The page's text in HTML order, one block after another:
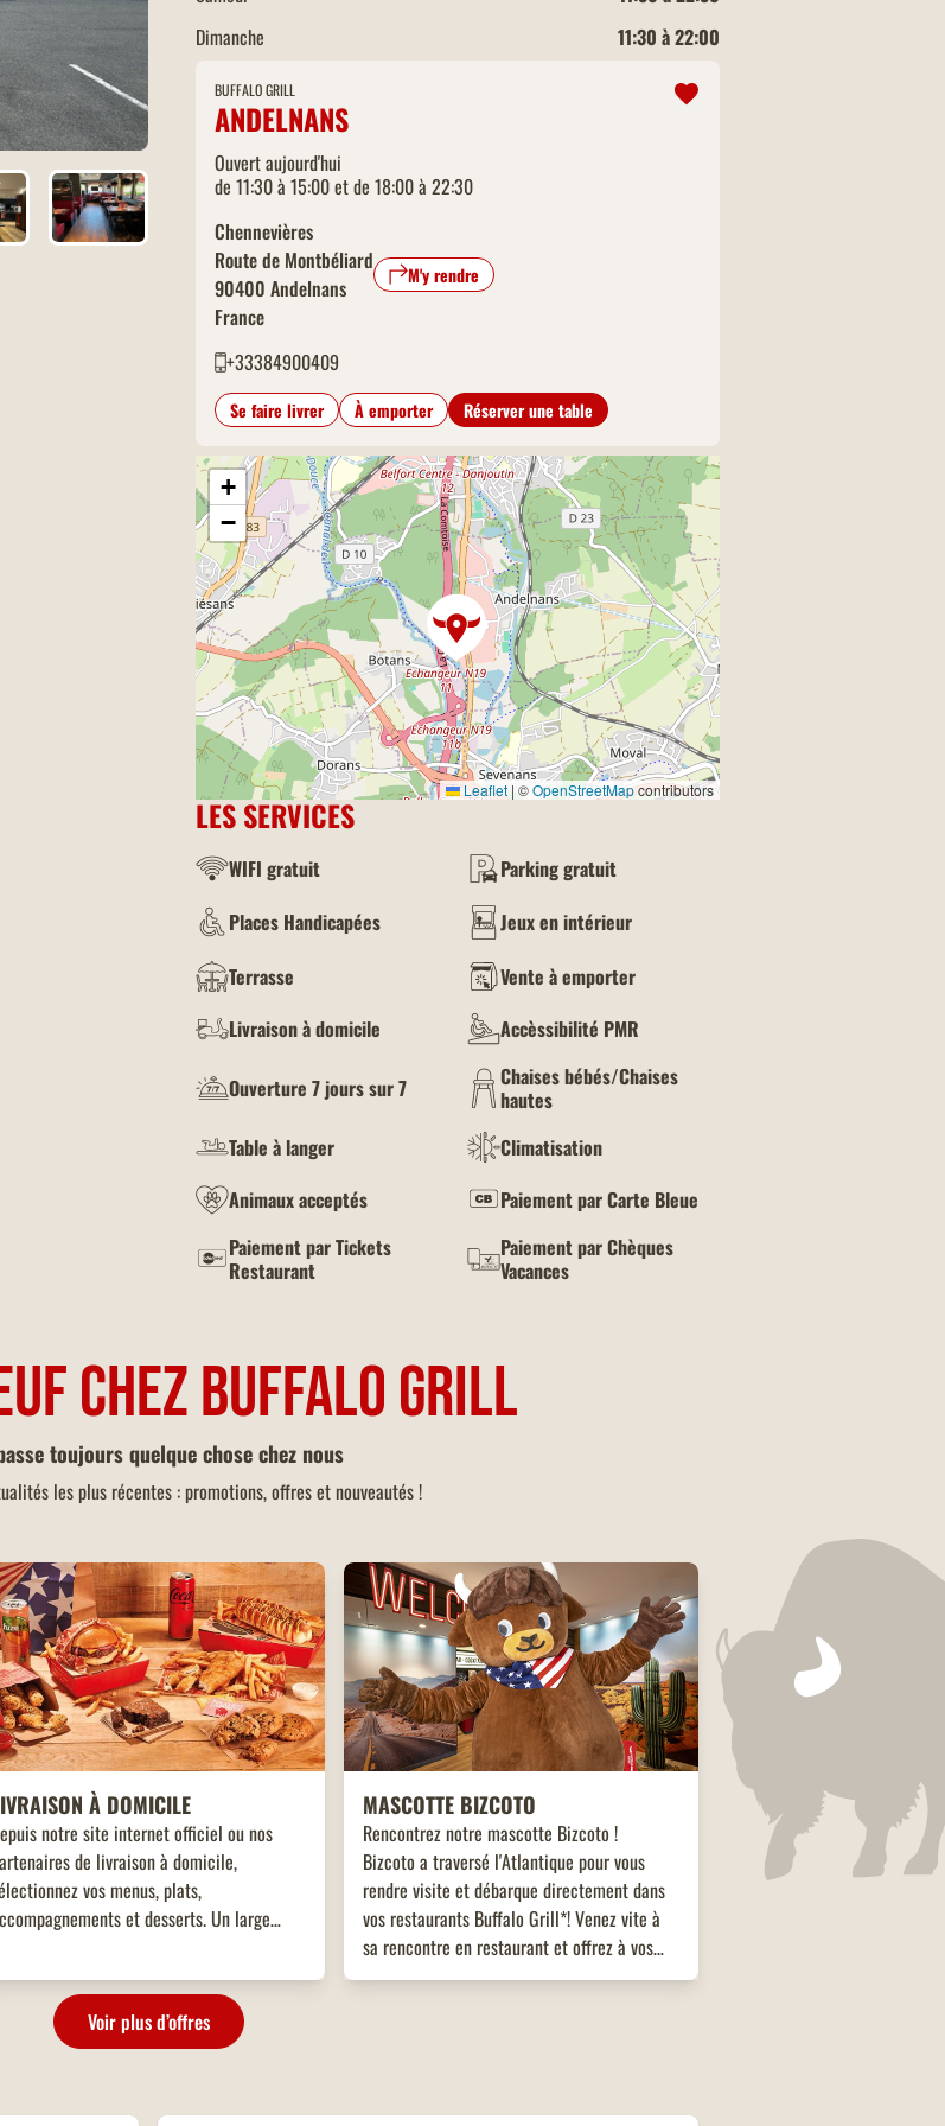
Dimanche
11:30 à 22:00
BUFFALO GRILL
ANDELNANS
Ouvert aujourd'hui
de 11:30 à 15:00 et de 18:00 à 22:30
Chennevières
Route de Montbéliard
90400 Andelnans
France
M'y rendre
+33384900409
Se faire livrer À emporter Réserver une table
+
−
Leaflet | ©OpenStreetMapcontributors
LES SERVICES
WIFI gratuit
Parking gratuit
Places Handicapées
Jeux en intérieur
Terrasse
Vente à emporter
Livraison à domicile
Accèssibilité PMR
Ouverture 7 jours sur 7
Chaises bébés/Chaises
hautes
Table à langer
Climatisation
Animaux acceptés
Paiement par Carte Bleue
Paiement par Tickets
Restaurant
Paiement par Chèques
Vacances
CHEZ BUFFALO GRILL
toujours quelque chose chez nous
les plus récentes : promotions, offres et nouveautés !
À DOMICILE
notre site internet officiel ou nos
de livraison à domicile,
vos menus, plats,
et desserts. Un large
envies !
MASCOTTE BIZCOTO
Rencontrez notre mascotte Bizcoto !
Bizcoto a traversé l'Atlantique pour vous
rendre visite et débarque directement dans
vos restaurants Buffalo Grill*! Venez vite à
sa rencontre en restaurant et offrez à vos
enfants une expérience unique et mémorable
Voir plus d’offres